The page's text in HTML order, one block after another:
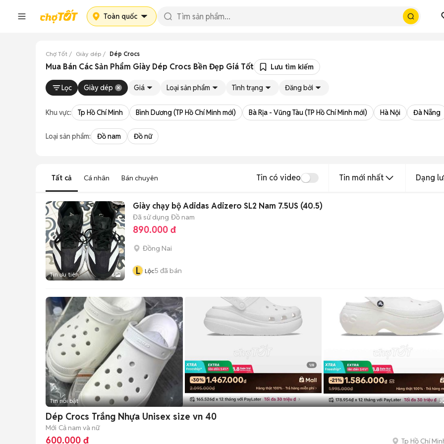
Toàn quốc
Chợ Tốt Giày dép Dép Crocs
Mua Bán Các Sản Phẩm Giày Dép Crocs Bền Đẹp Giá Tốt Lưu tìm kiếm
Lọc Giày dép Giá Loại sản phẩm Tình trạng Đăng bởi
Khu vực: Tp Hồ Chí Minh Bình Dương (TP Hồ Chí Minh mới) Bà Rịa - Vũng Tàu (TP Hồ Chí Minh mới) Hà Nội Đà Nẵng
Loại sản phẩm: Đồ nam Đồ nữ
Tất cả Cá nhân Bán chuyên Tin có video Tin mới nhất Dạng
Tin ưu tiên 6
Giày chạy bộ Adidas Adizero SL2 Nam 7.5US (40.5)
Đã sử dụng Đồ nam
890.000 đ
Đồng Nai
L Lộc5 đã bán
Tin nổi bật 3
Dép Crocs Trắng Nhựa Unisex size vn 40
Mới Cả nam và nữ
600.000 đ Tp Hồ Chí